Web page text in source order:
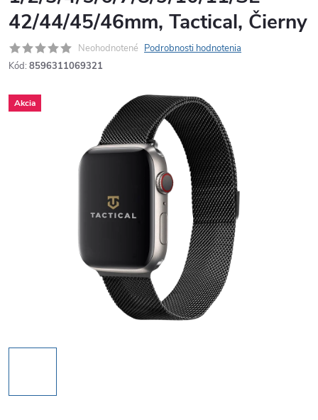
42/44/45/46mm, Tactical, Čierny
Neohodnotené Podrobnosti hodnotenia
Kód: 8596311069321
Akcia